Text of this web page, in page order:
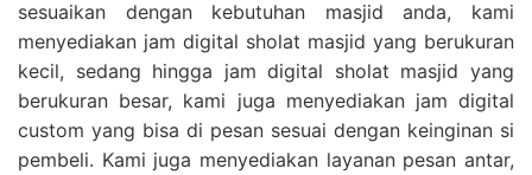
sesuaikan dengan kebutuhan masjid anda, kami
menyediakan jam digital sholat masjid yang berukuran
kecil, sedang hingga jam digital sholat masjid yang
berukuran besar, kami juga menyediakan jam digital
custom yang bisa di pesan sesuai dengan keinginan si
pembeli. Kami juga menyediakan layanan pesan antar,